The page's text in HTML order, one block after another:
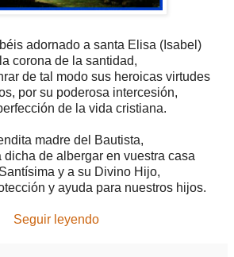
adornado a santa Elisa (Isabel)
corona de la santidad,
de tal modo sus heroicas virtudes
por su poderosa intercesión,
de la vida cristiana.
madre del Bautista,
dicha de albergar en vuestra casa
y a su Divino Hijo,
y ayuda para nuestros hijos.
Seguir leyendo